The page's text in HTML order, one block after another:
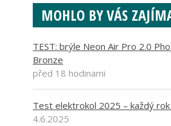
MOHLO BY VÁS
TEST: brýle Neon Air Pro 2.0
Bronze
před 18 hodinami
Test elektrokol 2025 – každý
4.6.2025